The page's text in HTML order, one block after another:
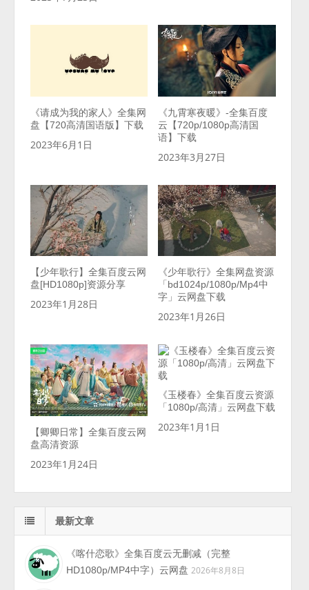
《请成为我的家人》全集网
盘【720高清国语版】下载
2023年6月1日
《九霄寒夜暖》-全集百度
云【720p/1080p高清国
语】下载
2023年3月27日
【少年歌行】全集百度云网
盘[HD1080p]资源分享
2023年1月28日
《少年歌行》全集网盘资源
「bd1024p/1080p/Mp4中
字」云网盘下载
2023年1月26日
【卿卿日常】全集百度云网
盘高清资源
2023年1月24日
《玉楼春》全集百度云资源
「1080p/高清」云网盘下载
2023年1月1日
最新文章
《喀什恋歌》全集百度云无删减（完整
HD1080p/MP4中字）云网盘 2026年8月8日